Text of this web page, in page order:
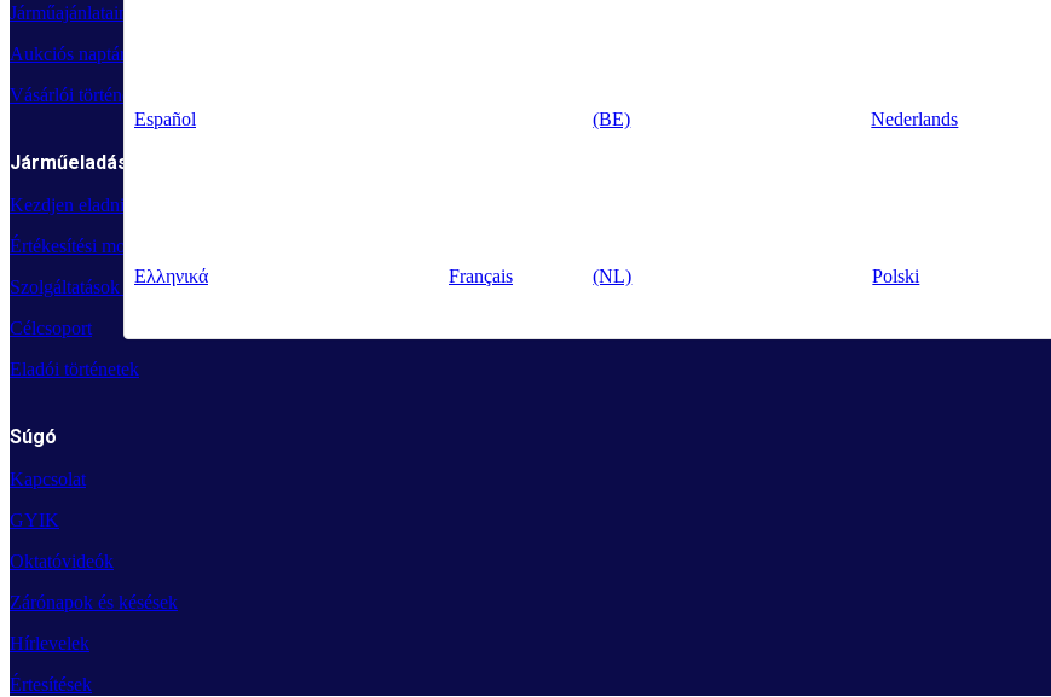
Español
Ελληνικά Français
(BE) Nederlands
(NL) Polski
Járműajánlataink
Aukciós naptár
Vásárlói történetek
Járműeladás
Kezdjen eladni
Értékesítési modulok
Szolgáltatások eladóknak
Célcsoport
Eladói történetek
Súgó
Kapcsolat
GYIK
Oktatóvideók
Zárónapok és késések
Hírlevelek
Értesítések